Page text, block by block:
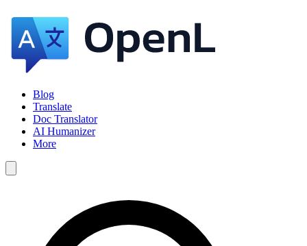
Blog
Translate
Doc Translator
AI Humanizer
More